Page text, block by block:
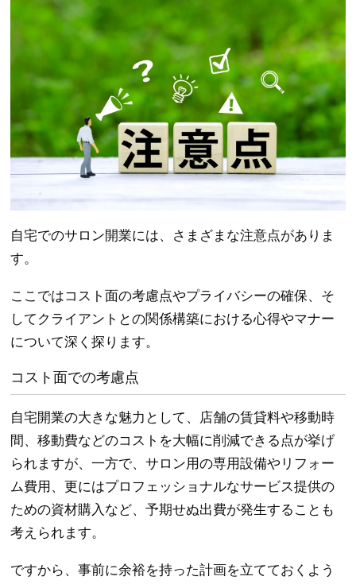
自宅でのサロン開業には、さまざまな注意点がありま
す。
ここではコスト面の考慮点やプライバシーの確保、そ
してクライアントとの関係構築における心得やマナー
について深く探ります。
コスト面での考慮点
自宅開業の大きな魅力として、店舗の賃貸料や移動時
間、移動費などのコストを大幅に削減できる点が挙げ
られますが、一方で、サロン用の専用設備やリフォー
ム費用、更にはプロフェッショナルなサービス提供の
ための資材購入など、予期せぬ出費が発生することも
考えられます。
ですから、事前に余裕を持った計画を立てておくよう